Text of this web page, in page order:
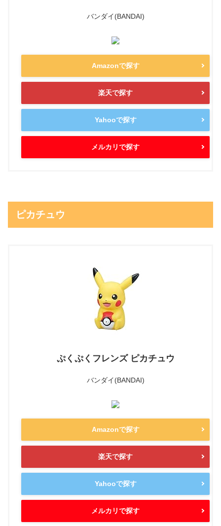
バンダイ(BANDAI)
Amazonで探す
楽天で探す
Yahooで探す
メルカリで探す
ピカチュウ
ぷくぷくフレンズ ピカチュウ
バンダイ(BANDAI)
Amazonで探す
楽天で探す
Yahooで探す
メルカリで探す